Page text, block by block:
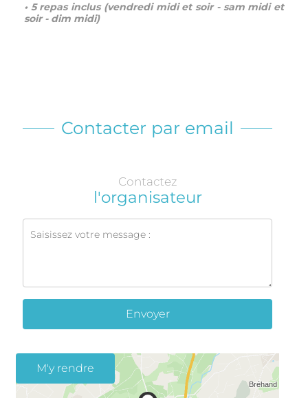
• 5 repas inclus (vendredi midi et soir - sam midi et
soir - dim midi)
Contacter par email
Contactez
l'organisateur
Envoyer
M'y rendre